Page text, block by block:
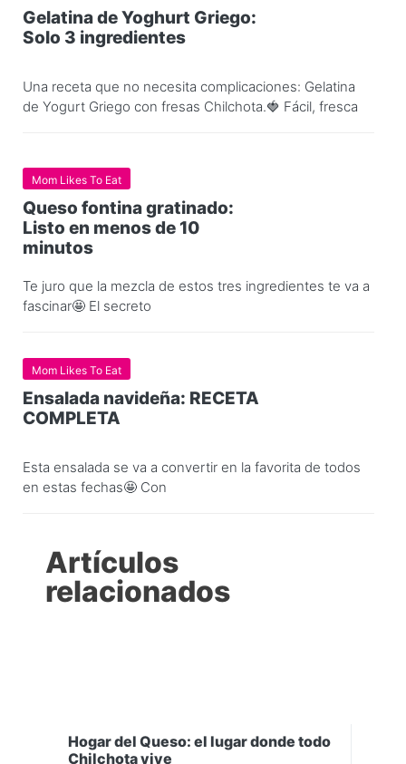
Gelatina de Yoghurt Griego:
Solo 3 ingredientes
Una receta que no necesita complicaciones: Gelatina
de Yogurt Griego con fresas Chilchota.🍓 Fácil, fresca
Mom Likes To Eat
Queso fontina gratinado:
Listo en menos de 10
minutos
Te juro que la mezcla de estos tres ingredientes te va a
fascinar🤩 El secreto
Mom Likes To Eat
Ensalada navideña: RECETA
COMPLETA
Esta ensalada se va a convertir en la favorita de todos
en estas fechas🤩 Con
Artículos
relacionados
Hogar del Queso: el lugar donde todo
Chilchota vive